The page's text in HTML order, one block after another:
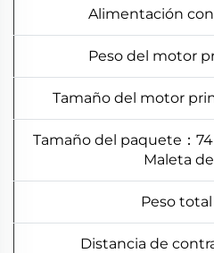
Alimentación
Peso del motor
Tamaño del motor
Tamaño del paquete：
Maleta
Peso total
Distancia de